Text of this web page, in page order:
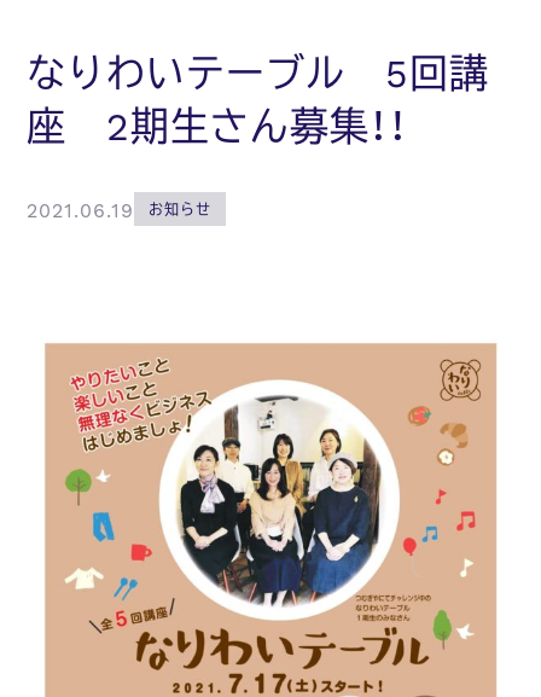
なりわいテーブル 5回講
座 2期生さん募集！！
2021.06.19 お知らせ